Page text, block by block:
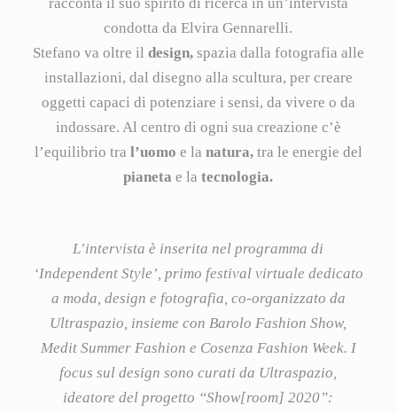
condotta da Elvira Gennarelli.
Stefano va oltre il design,spazia dalla fotografia alle
installazioni, dal disegno alla scultura, per creare
oggetti capaci di potenziare i sensi, da vivere o da
indossare. Al centro di ogni sua creazione c’è
l’equilibrio tra l’uomo e la natura,tra le energie del
pianeta e latecnologia.
L’intervista è inserita nel programma di
‘Independent Style’, primo festival virtuale dedicato
a moda, design e fotografia, co-organizzato da
Ultraspazio, insieme con Barolo Fashion Show,
Medit Summer Fashion e Cosenza Fashion Week. I
focus sul design sono curati da Ultraspazio,
ideatore del progetto “Show[room] 2020”: